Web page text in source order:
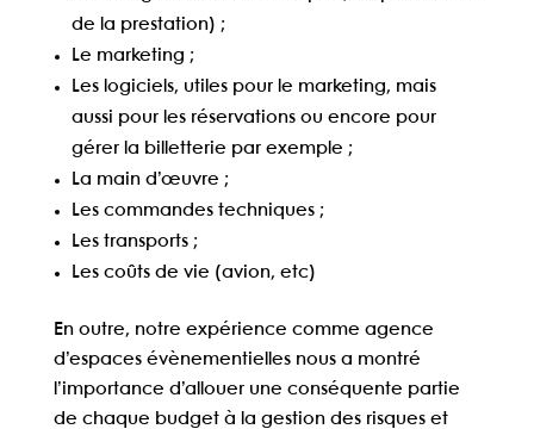
de la prestation) ;
Le marketing ;
Les logiciels, utiles pour le marketing, mais
aussi pour les réservations ou encore pour
gérer la billetterie par exemple ;
La main d’œuvre ;
Les commandes techniques ;
Les transports ;
Les coûts de vie (avion, etc)
En outre, notre expérience comme agence
d’espaces évènementielles nous a montré
l’importance d’allouer une conséquente partie
de chaque budget à la gestion des risques et